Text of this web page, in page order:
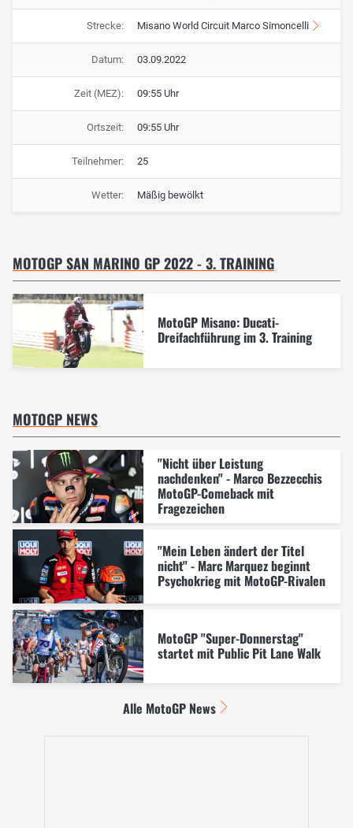
Strecke: Misano World Circuit Marco Simoncelli
Datum: 03.09.2022
Zeit (MEZ): 09:55 Uhr
Ortszeit: 09:55 Uhr
Teilnehmer: 25
Wetter: Mäßig bewölkt
MOTOGP SAN MARINO GP 2022 - 3. TRAINING
MotoGP Misano: Ducati-
Dreifachführung im 3. Training
MOTOGP NEWS
"Nicht über Leistung
nachdenken" - Marco Bezzecchis
MotoGP-Comeback mit
Fragezeichen
"Mein Leben ändert der Titel
nicht" - Marc Marquez beginnt
Psychokrieg mit MotoGP-Rivalen
MotoGP "Super-Donnerstag"
startet mit Public Pit Lane Walk
Alle MotoGP News